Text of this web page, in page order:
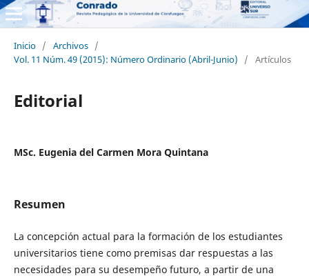
Inicio / Archivos /
Vol. 11 Núm. 49 (2015): Número Ordinario (Abril-Junio)
/ Artículos
Editorial
MSc. Eugenia del Carmen Mora Quintana
Resumen
La concepción actual para la formación de los estudiantes
universitarios tiene como premisas dar respuestas a las
necesidades para su desempeño futuro, a partir de una